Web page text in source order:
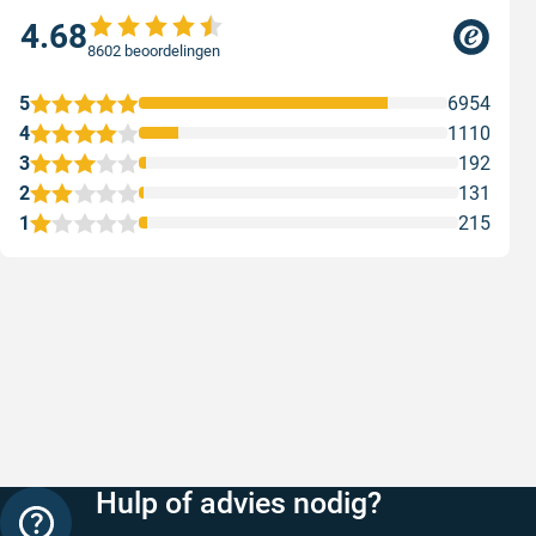
4.688602 beoordelingen
1 215
2 131
3 192
4 1110
5 6954
Hulp of advies nodig?